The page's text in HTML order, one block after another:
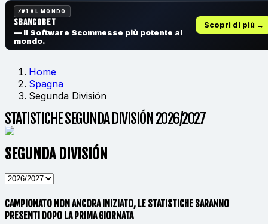
#1 AL MONDO
SbancoBet
— Il Software Scommesse più potente al
mondo.
Scopri di più →
Home
Spagna
Segunda División
STATISTICHE SEGUNDA DIVISIÓN 2026/2027
SEGUNDA DIVISIÓN
CAMPIONATO NON ANCORA INIZIATO, LE STATISTICHE SARANNO
PRESENTI DOPO LA PRIMA GIORNATA